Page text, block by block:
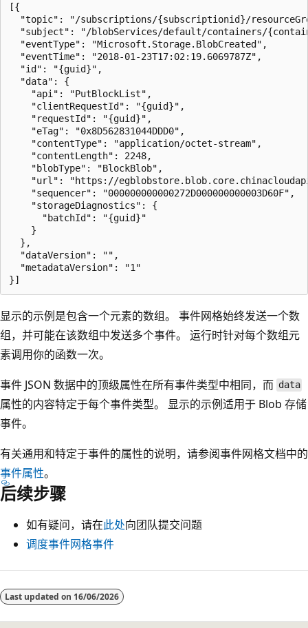
[{
"topic": "/subscriptions/{subscriptionid}/
"subject": "/blobServices/default/containers/
  "eventType": "Microsoft.Storage.BlobCreated",
  "eventTime": "2018-01-23T17:02:19.6069787Z",
  "id": "{guid}",
  "data": {
    "api": "PutBlockList",
    "clientRequestId": "{guid}",
    "requestId": "{guid}",
    "eTag": "0x8D562831044DDD0",
    "contentType": "application/octet-stream",
    "contentLength": 2248,
    "blobType": "BlockBlob",
"url": "https://
    "sequencer": "000000000000272D000000000003D60F",
    "storageDiagnostics": {
      "batchId": "{guid}"
    }
  },
  "dataVersion": "",
  "metadataVersion": "1"
显示的示例是包含一个元素的数组。 事件网格始终发送一个数
组，并可能在该数组中发送多个事件。 运行时针对每个数组元
素调用你的函数一次。
事件 JSON 数据中的顶级属性在所有事件类型中相同，而 data
属性的内容特定于每个事件类型。 显示的示例适用于 Blob 存储
事件。
有关通用和特定于事件的属性的说明，请参阅事件网格文档中的
事件属性。
后续步骤
如有疑问，请在此处向团队提交问题
调度事件网格事件
Modo
deLast updated on 16/06/2026